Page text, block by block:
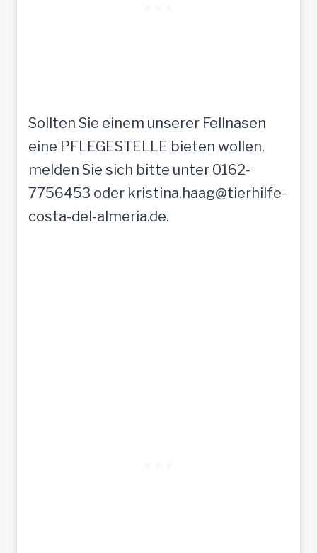
Sollten Sie einem unserer Fellnasen
eine PFLEGESTELLE bieten wollen,
melden Sie sich bitte unter 0162-
7756453 oder kristina.haag@tierhilfe-
costa-del-almeria.de.